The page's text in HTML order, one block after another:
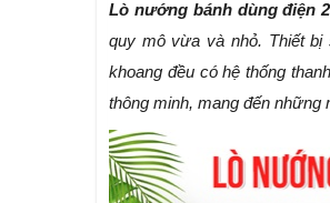
Lò nướng bánh dùng điện
quy mô vừa và nhỏ. Thiết bị
khoang đều có hệ thống
thông minh, mang đến những